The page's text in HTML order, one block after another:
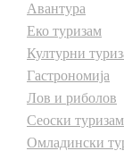
Авантура
Еко туризам
Културни
Гастрономија
Лов и риболов
Сеоски туризам
Омладински